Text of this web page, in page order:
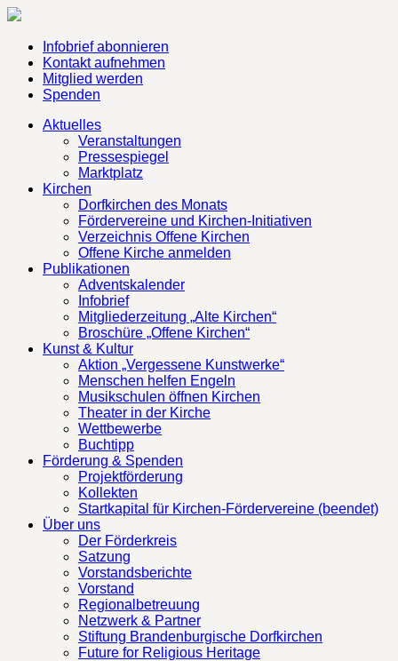
Infobrief abonnieren
Kontakt aufnehmen
Mitglied werden
Spenden
Aktuelles
Veranstaltungen
Pressespiegel
Marktplatz
Kirchen
Dorfkirchen des Monats
Fördervereine und Kirchen-Initiativen
Verzeichnis Offene Kirchen
Offene Kirche anmelden
Publikationen
Adventskalender
Infobrief
Mitgliederzeitung „Alte Kirchen“
Broschüre „Offene Kirchen“
Kunst & Kultur
Aktion „Vergessene Kunstwerke“
Menschen helfen Engeln
Musikschulen öffnen Kirchen
Theater in der Kirche
Wettbewerbe
Buchtipp
Förderung & Spenden
Projektförderung
Kollekten
Startkapital für Kirchen-Fördervereine (beendet)
Über uns
Der Förderkreis
Satzung
Vorstandsberichte
Vorstand
Regionalbetreuung
Netzwerk & Partner
Stiftung Brandenburgische Dorfkirchen
Future for Religious Heritage